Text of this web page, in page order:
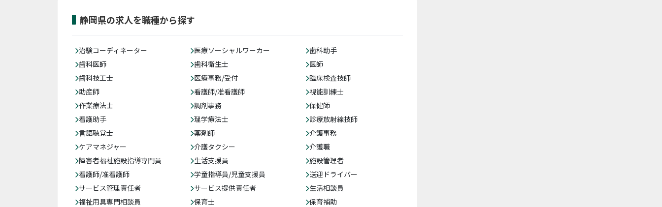
静岡県の求人を職種から探す
治験コーディネーター 医療ソーシャルワーカー
歯科助手
歯科医師
歯科衛生士
医師
歯科技工士
医療事務/受付
臨床検査技師
助産師
看護師/准看護師
視能訓練士
作業療法士
調剤事務
保健師
看護助手
理学療法士
診療放射線技師
言語聴覚士
薬剤師
介護事務
ケアマネジャー
介護タクシー
介護職
障害者福祉施設指導専門員
生活支援員
施設管理者
看護師/准看護師
学童指導員/児童支援員
送迎ドライバー
サービス管理責任者
サービス提供責任者
生活相談員
福祉用具専門相談員
保育士
保育補助